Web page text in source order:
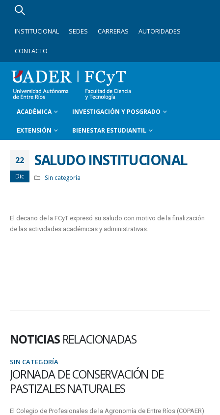
INSTITUCIONAL SEDES CARRERAS AUTORIDADES
CONTACTO
ACADÉMICA INVESTIGACIÓN Y POSGRADO
EXTENSIÓN BIENESTAR ESTUDIANTIL
22
Dic
SALUDO INSTITUCIONAL
Sin categoría
El decano de la FCyT expresó su saludo con motivo de la finalización
de las actividades académicas y administrativas.
NOTICIAS RELACIONADAS
SIN CATEGORÍA
SE CONOCIÓ EL ORDEN DE MÉRITO DE
BECAS DE POSGRADO
Desde el Rectorado de la Universidad se remitió la Resolución